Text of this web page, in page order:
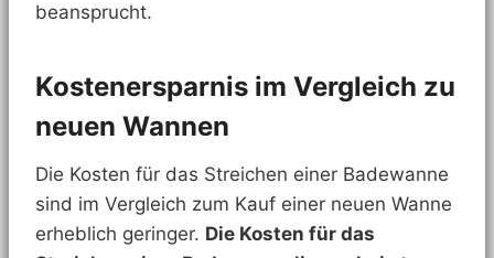
beansprucht.
Kostenersparnis im Vergleich zu
neuen Wannen
Die Kosten für das Streichen einer Badewanne
sind im Vergleich zum Kauf einer neuen Wanne
erheblich geringer. Die Kosten für das